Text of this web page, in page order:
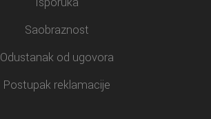
Saobraznost
Odustanak od ugovora
Postupak reklamacije